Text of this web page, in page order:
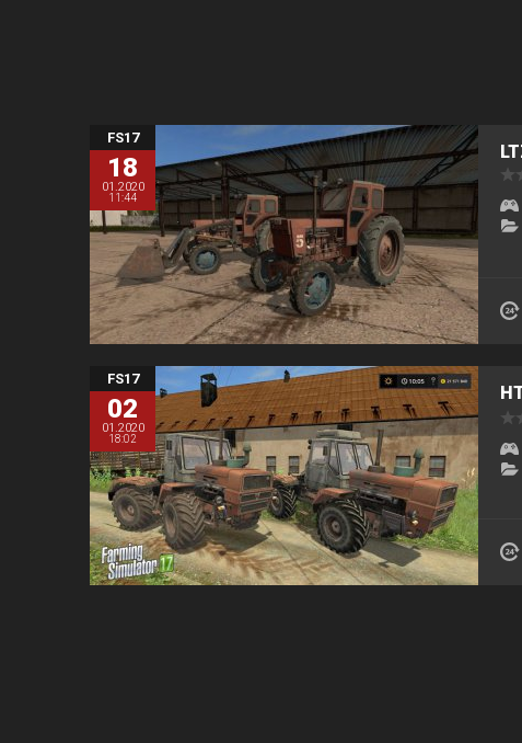
FS17
18
01.2020
11:44
FS17
02
01.2020
18:02